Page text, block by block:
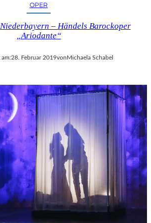
OPER
– Händels Barockoper
„Ariodante“
28. Februar 2019vonMichaela Schabel